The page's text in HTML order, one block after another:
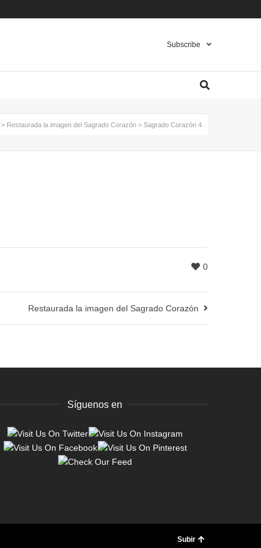
Subscribe
> Restaurada la imagen del Sagrado Corazón > Sagrado Corazón 4
0
Restaurada la imagen del Sagrado Corazón
Síguenos en
Subir